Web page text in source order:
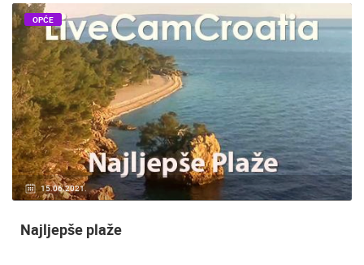
15.06.2021.
OPĆE
Najljepše plaže